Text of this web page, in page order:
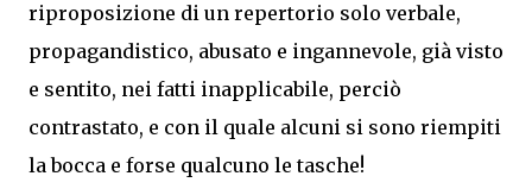
riproposizione di un repertorio solo verbale,
propagandistico, abusato e ingannevole, già visto
e sentito, nei fatti inapplicabile, perciò
contrastato, e con il quale alcuni si sono riempiti
la bocca e forse qualcuno le tasche!